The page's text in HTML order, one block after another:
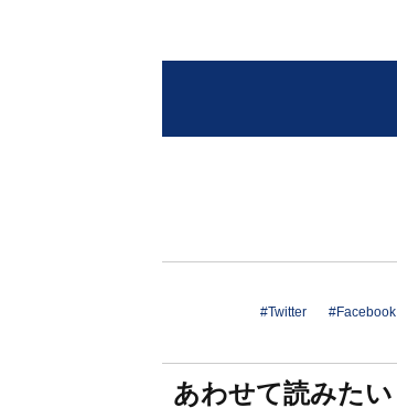
#Twitter #Facebook
あわせて読みたい